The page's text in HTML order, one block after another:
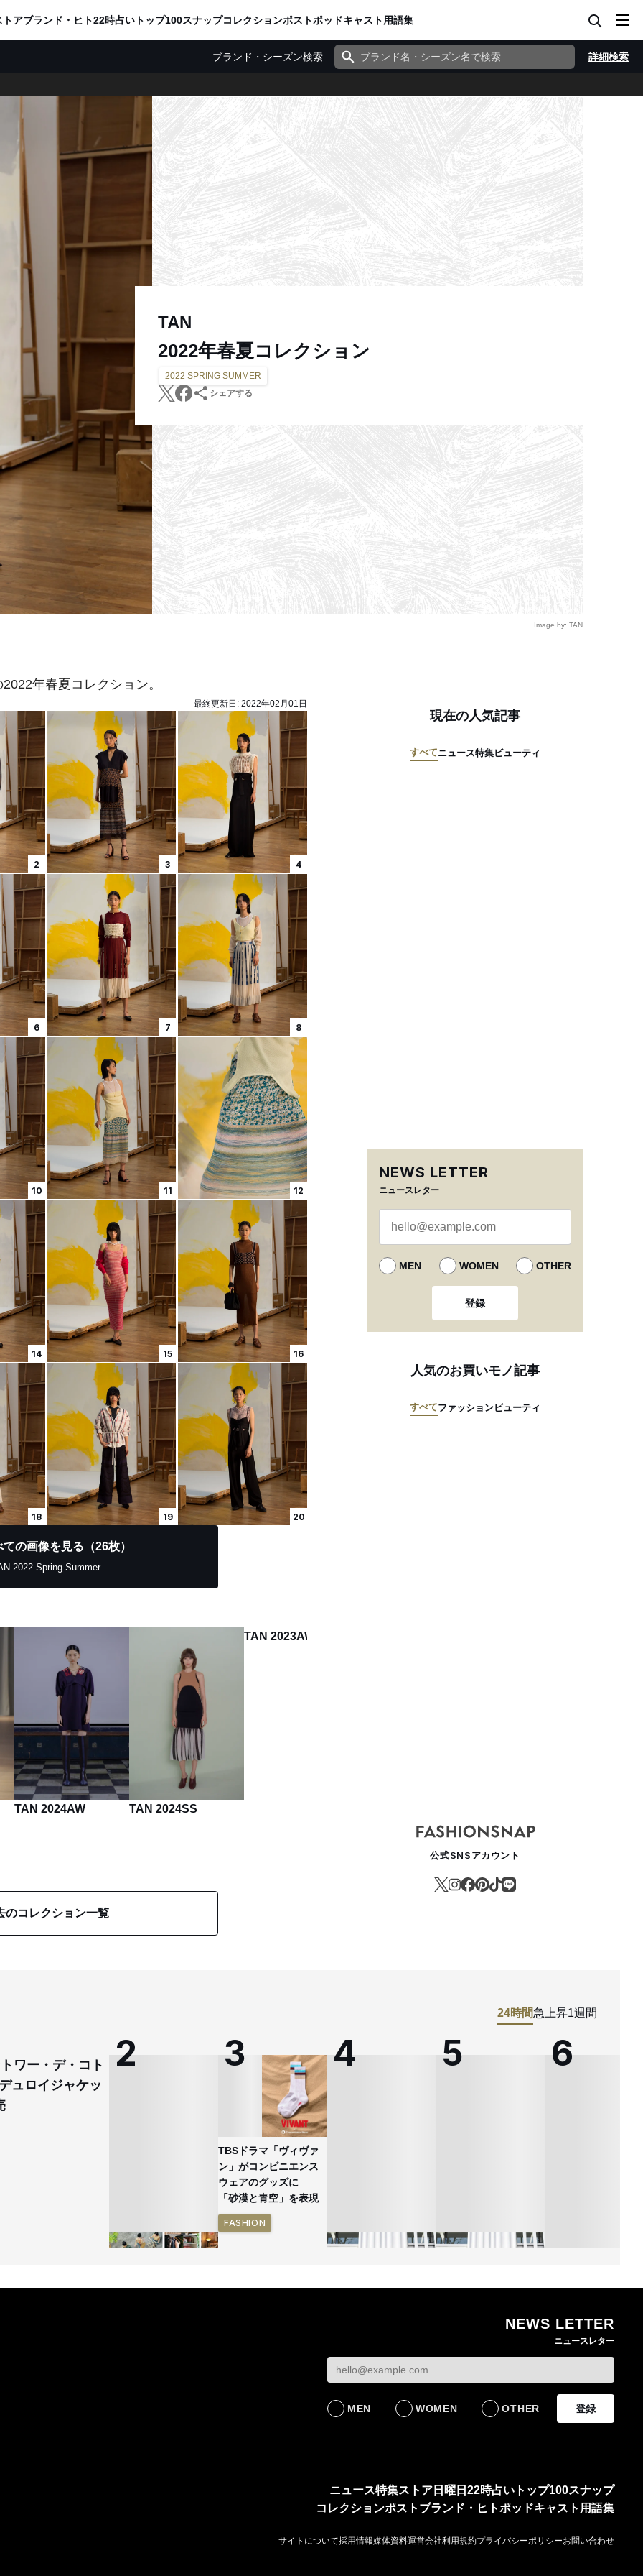
トアブランド・ヒト22時占い トップ100スナップコレクションポストポッドキャスト用語集
ブランド・シーズン検索 詳細検索
TAN
2022年春夏コレクション
2022 SPRING SUMMER
シェアする
Image by: TAN
年春夏コレクション。
最終更新日: 2022年02月01日
2 3 4
6 7 8
10 11 12
14 15 16
18 19 20
ての画像を見る（26枚）
2022 Spring Summer
TAN 2024AW TAN 2024SS
TAN 2023AW
のコレクション一覧
現在の人気記事
すべてニュース特集ビューティ
NEWS LETTER
ニュースレター
MEN WOMEN OTHER
登録
人気のお買いモノ記事
すべてファッションビューティ
公式SNSアカウント
24時間急上昇1週間
ワー・デ・コト
ュロイジャケッ
TBSドラマ「ヴィヴァ
ン」がコンビニエンス
ウェアのグッズに
「砂漠と青空」を表現
FASHION
HD 被災経緯を書面で
発表
BUSINESS
オンワードHDが緊急時
に貴重品の常時携行を
BUSINESS
【トップに聞く
オンワードHD保元道
るための企業戦略
NEWS LETTER
ニュースレター
MEN WOMEN OTHER 登録
ニュース特集ストア 日曜日22時占い トップ100スナップ
コレクションポスト ブランド・ヒトポッドキャスト 用語集
サイトについて採用情報媒体資料運営会社利用規約プライバシーポリシーお問い合わせ